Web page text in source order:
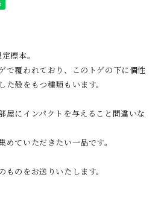
標本。
で覆われており、このトゲの下に個性
殻をもつ種類もいます。
屋にインパクトを与えること間違いな
ていただきたい一品です。
のをお送りいたします。